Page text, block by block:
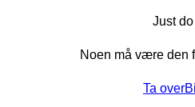
Just do
Noen må være den
Ta over